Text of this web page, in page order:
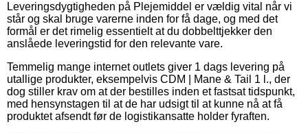
Leveringsdygtigheden på Plejemiddel er vældig vital når vi
står og skal bruge varerne inden for få dage, og med det
formål er det rimelig essentielt at du dobbelttjekker den
anslåede leveringstid for den relevante vare.
Temmelig mange internet outlets giver 1 dags levering på
utallige produkter, eksempelvis CDM | Mane & Tail 1 l., der
dog stiller krav om at der bestilles inden et fastsat tidspunkt,
med hensynstagen til at de har udsigt til at kunne nå at få
produktet afsendt før de logistikansatte holder fyraften.